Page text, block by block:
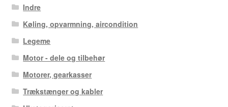
Indre
Køling, opvarmning, aircondition
Legeme
Motor - dele og tilbehør
Motorer, gearkasser
Trækstænger og kabler